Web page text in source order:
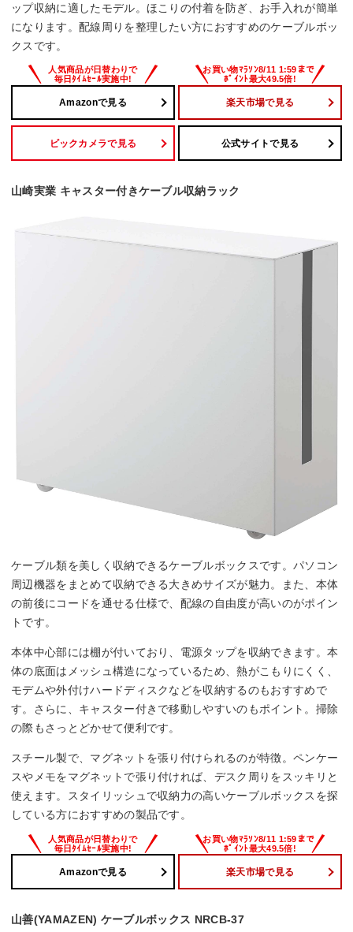
ップ収納に適したモデル。ほこりの付着を防ぎ、お手入れが簡単
になります。配線周りを整理したい方におすすめのケーブルボッ
クスです。
Amazonで見る 楽天市場で見る
ビックカメラで見る 公式サイトで見る
山崎実業 キャスター付きケーブル収納ラック
ケーブル類を美しく収納できるケーブルボックスです。パソコン
周辺機器をまとめて収納できる大きめサイズが魅力。また、本体
の前後にコードを通せる仕様で、配線の自由度が高いのがポイン
トです。
本体中心部には棚が付いており、電源タップを収納できます。本
体の底面はメッシュ構造になっているため、熱がこもりにくく、
モデムや外付けハードディスクなどを収納するのもおすすめで
す。さらに、キャスター付きで移動しやすいのもポイント。掃除
の際もさっとどかせて便利です。
スチール製で、マグネットを張り付けられるのが特徴。ペンケー
スやメモをマグネットで張り付ければ、デスク周りをスッキリと
使えます。スタイリッシュで収納力の高いケーブルボックスを探
している方におすすめの製品です。
Amazonで見る 楽天市場で見る
山善(YAMAZEN) ケーブルボックス NRCB-37